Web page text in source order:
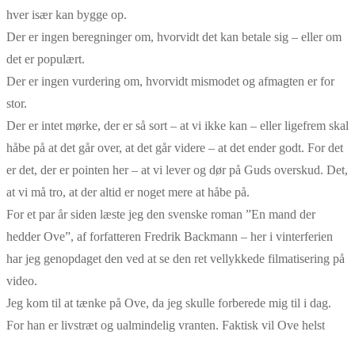
hver især kan bygge op.
Der er ingen beregninger om, hvorvidt det kan betale sig – eller om
det er populært.
Der er ingen vurdering om, hvorvidt mismodet og afmagten er for
stor.
Der er intet mørke, der er så sort – at vi ikke kan – eller ligefrem skal
håbe på at det går over, at det går videre – at det ender godt. For det
er det, der er pointen her – at vi lever og dør på Guds overskud. Det,
at vi må tro, at der altid er noget mere at håbe på.
For et par år siden læste jeg den svenske roman ”En mand der
hedder Ove”, af forfatteren Fredrik Backmann – her i vinterferien
har jeg genopdaget den ved at se den ret vellykkede filmatisering på
video.
Jeg kom til at tænke på Ove, da jeg skulle forberede mig til i dag.
For han er livstræt og ualmindelig vranten. Faktisk vil Ove helst